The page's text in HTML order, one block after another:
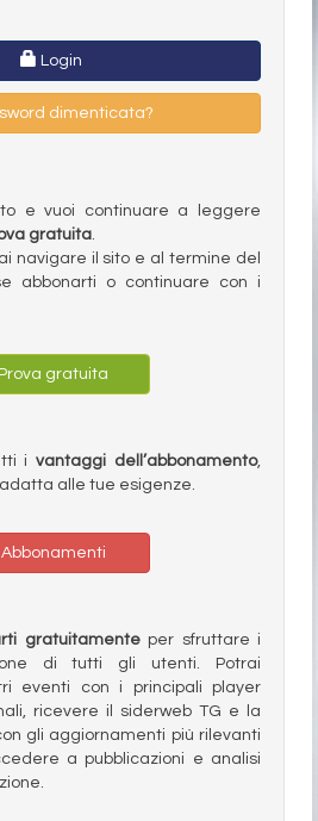
Login
dimenticata?
e vuoi continuare a leggere
gratuita.
navigare il sito e al termine del
abbonarti o continuare con i
Prova gratuita
ivantaggi dell’abbonamento,
alle tue esigenze.
Abbonamenti
gratuitamenteper sfruttare i
di tutti gli utenti. Potrai
eventi con i principali player
ricevere il siderweb TG e la
gli aggiornamenti più rilevanti
a pubblicazioni e analisi